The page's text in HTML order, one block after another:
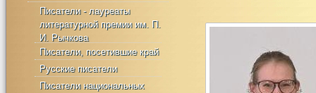
Писатели - лауреаты
литературной премии им. П.
И. Рычкова
Писатели, посетившие край
Русские писатели
Писатели национальных